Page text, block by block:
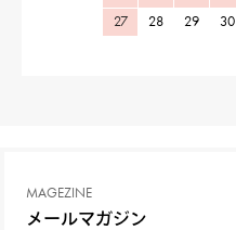
27
28 29 30
MAGEZINE
メールマガジン